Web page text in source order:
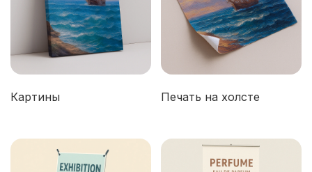
Картины Печать на холсте